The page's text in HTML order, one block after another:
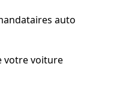
auto
votre voiture